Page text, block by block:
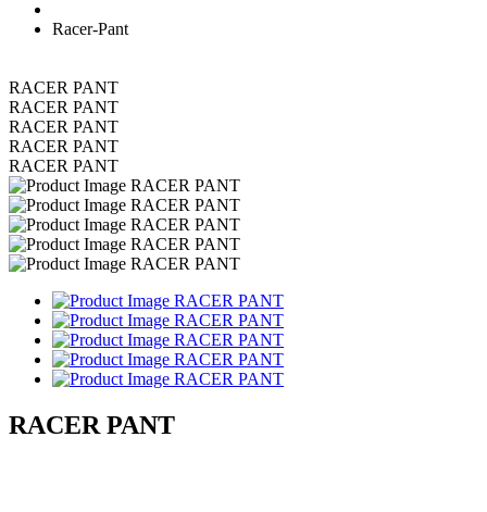
Racer-Pant
RACER PANT
RACER PANT
RACER PANT
RACER PANT
RACER PANT
RACER PANT